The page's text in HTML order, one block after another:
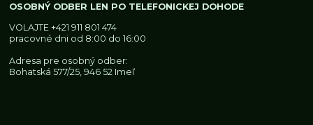
OSOBNÝ ODBER LEN PO TELEFONICKEJ DOHODE
VOLAJTE+421 911 801 474
pracovné dni od 8:00 do 16:00
Adresa pre osobný odber:
Bohatská 577/25, 946 52 Imeľ